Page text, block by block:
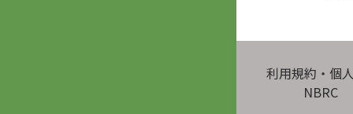
利用規約・個
NBRC